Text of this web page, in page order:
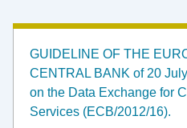
GUIDELINE OF THE
CENTRAL BANK of 20
on the Data Exchange for
Services (ECB/2012/16).